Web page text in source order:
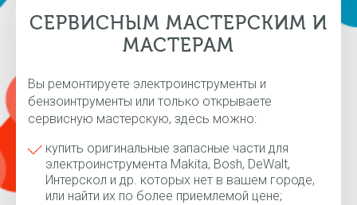
СЕРВИСНЫМ МАСТЕРСКИМ И
МАСТЕРАМ
Вы ремонтируете электроинструменты и
бензоинтрументы или только открываете
сервисную мастерскую, здесь можно:
купить оригинальные запасные части для
электроинструмента Makita, Bosh, DeWalt,
Интерскол и др. которых нет в вашем городе,
или найти их по более приемлемой цене;